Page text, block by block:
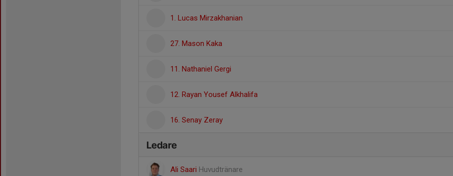
1. Lucas Mirzakhanian
27. Mason Kaka
11. Nathaniel Gergi
12. Rayan Yousef Alkhalifa
16. Senay Zeray
Ledare
Ali Saari Huvudtränare